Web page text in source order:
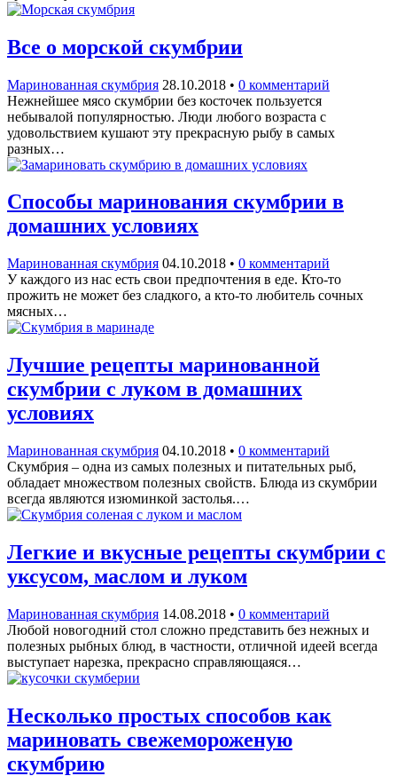
Все о морской скумбрии
Маринованная скумбрия 28.10.2018 • 0 комментарий
Нежнейшее мясо скумбрии без косточек пользуется
небывалой популярностью. Люди любого возраста с
удовольствием кушают эту прекрасную рыбу в самых
разных…
Способы маринования скумбрии в
домашних условиях
Маринованная скумбрия 04.10.2018 • 0 комментарий
У каждого из нас есть свои предпочтения в еде. Кто-то
прожить не может без сладкого, а кто-то любитель сочных
мясных…
Лучшие рецепты маринованной
скумбрии с луком в домашних
условиях
Маринованная скумбрия 04.10.2018 • 0 комментарий
Скумбрия – одна из самых полезных и питательных рыб,
обладает множеством полезных свойств. Блюда из скумбрии
всегда являются изюминкой застолья.…
Легкие и вкусные рецепты скумбрии с
уксусом, маслом и луком
Маринованная скумбрия 14.08.2018 • 0 комментарий
Любой новогодний стол сложно представить без нежных и
полезных рыбных блюд, в частности, отличной идеей всегда
выступает нарезка, прекрасно справляющаяся…
Несколько простых способов как
мариновать свежемороженую
скумбрию